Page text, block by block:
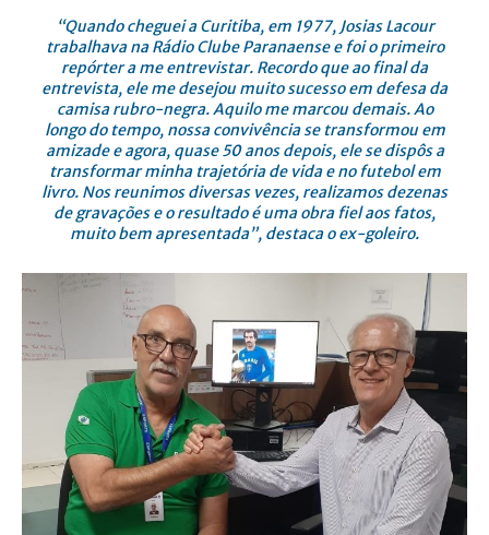
“Quando cheguei a Curitiba, em 1977, Josias Lacour
trabalhava na Rádio Clube Paranaense e foi o primeiro
repórter a me entrevistar. Recordo que ao final da
entrevista, ele me desejou muito sucesso em defesa da
camisa rubro-negra. Aquilo me marcou demais. Ao
longo do tempo, nossa convivência se transformou em
amizade e agora, quase 50 anos depois, ele se dispôs a
transformar minha trajetória de vida e no futebol em
livro. Nos reunimos diversas vezes, realizamos dezenas
de gravações e o resultado é uma obra fiel aos fatos,
muito bem apresentada”, destaca o ex-goleiro.